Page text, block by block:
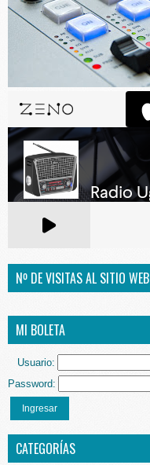
Nº DE VISITAS AL SITIO WEB
MI BOLETA
Usuario:
Password:
Ingresar
CATEGORÍAS